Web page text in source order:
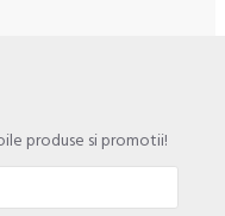
produse si promotii!